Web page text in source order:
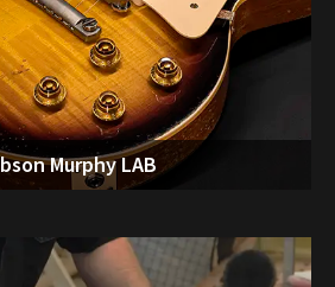
Murphy LAB